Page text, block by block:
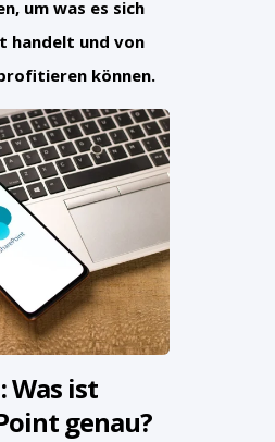
um was es sich
handelt und von
können.
Was ist
genau?